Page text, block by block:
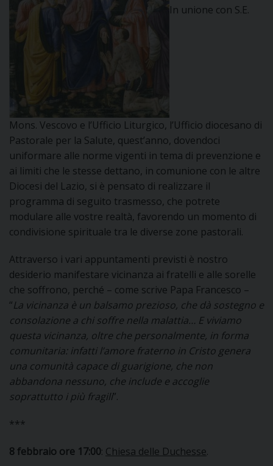
CONTATTI
PRIVACY
COOKIE POLICY
In unione con S.E.
Mons. Vescovo e l’Ufficio Liturgico, l’Ufficio diocesano di
Pastorale per la Salute, quest’anno, dovendoci
uniformare alle norme vigenti in tema di prevenzione e
ai limiti che le stesse dettano, in comunione con le altre
Diocesi del Lazio, si è pensato di realizzare il
programma di seguito trasmesso, che potrete
modulare alle vostre realtà, favorendo un momento di
condivisione spirituale tra le diverse zone pastorali.
Attraverso i vari appuntamenti previsti è nostro
desiderio manifestare vicinanza ai fratelli e alle sorelle
che soffrono, perché – come scrive Papa Francesco –
“La vicinanza è un balsamo prezioso, che dà sostegno e
consolazione a chi soffre nella malattia… E viviamo
questa vicinanza, oltre che personalmente, in forma
comunitaria: infatti l’amore fraterno in Cristo genera
una comunità capace di guarigione, che non
abbandona nessuno, che include e accoglie
soprattutto i più fragili”.
***
8 febbraio ore 17:00: Chiesa delle Duchesse.